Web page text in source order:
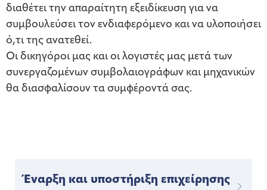
διαθέτει την απαραίτητη εξειδίκευση για να
συμβουλεύσει τον ενδιαφερόμενο και να υλοποιήσει
ό,τι της ανατεθεί.
Οι δικηγόροι μας και οι λογιστές μας μετά των
συνεργαζομένων συμβολαιογράφων και μηχανικών
θα διασφαλίσουν τα συμφέροντά σας.
Έναρξη και υποστήριξη επιχείρησης